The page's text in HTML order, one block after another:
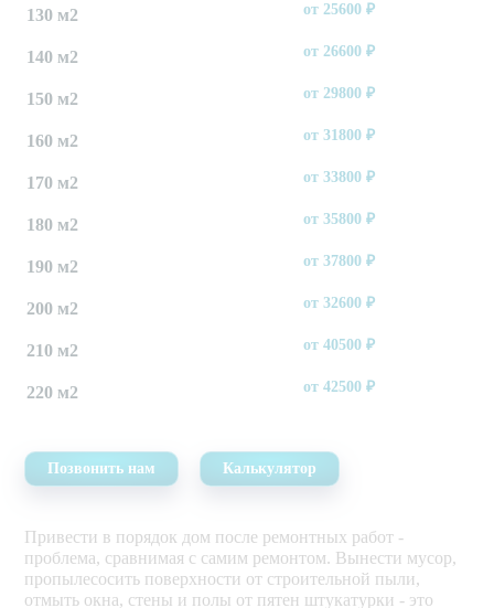
130 м2 от25600 ₽
140 м2 от26600 ₽
150 м2 от29800 ₽
160 м2 от31800 ₽
170 м2 от33800 ₽
180 м2 от35800 ₽
190 м2 от37800 ₽
200 м2 от32600 ₽
210 м2 от40500 ₽
220 м2 от42500 ₽
Позвонить нам Калькулятор
Привести в порядок дом после ремонтных работ -
проблема, сравнимая с самим ремонтом. Вынести мусор,
пропылесосить поверхности от строительной пыли,
отмыть окна, стены и полы от пятен штукатурки - это